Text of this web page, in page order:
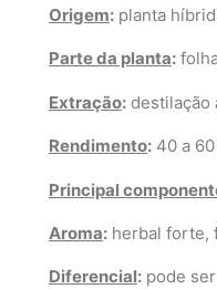
Origem: planta
Parte da planta:
Extração: destilação
Rendimento: 40 a
Principal
Aroma: herbal forte,
Diferencial: pode